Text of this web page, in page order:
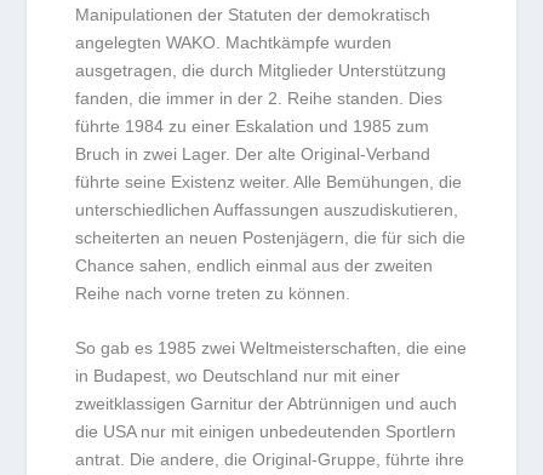
Manipulationen der Statuten der demokratisch
angelegten WAKO. Machtkämpfe wurden
ausgetragen, die durch Mitglieder Unterstützung
fanden, die immer in der 2. Reihe standen. Dies
führte 1984 zu einer Eskalation und 1985 zum
Bruch in zwei Lager. Der alte Original-Verband
führte seine Existenz weiter. Alle Bemühungen, die
unterschiedlichen Auffassungen auszudiskutieren,
scheiterten an neuen Postenjägern, die für sich die
Chance sahen, endlich einmal aus der zweiten
Reihe nach vorne treten zu können.
So gab es 1985 zwei Weltmeisterschaften, die eine
in Budapest, wo Deutschland nur mit einer
zweitklassigen Garnitur der Abtrünnigen und auch
die USA nur mit einigen unbedeutenden Sportlern
antrat. Die andere, die Original-Gruppe, führte ihre